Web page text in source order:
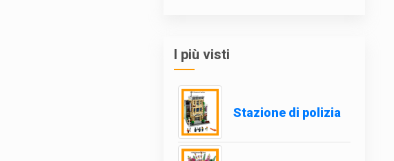
I più visti
Stazione di polizia